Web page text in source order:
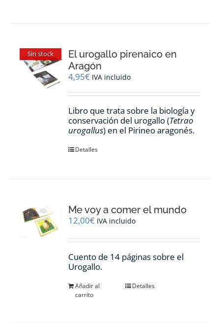
Sin stock
El urogallo pirenaico en
Aragón
4,95€ IVA incluido
Libro que trata sobre la biología y
conservación del urogallo (Tetrao
urogallus) en el Pirineo aragonés.
Detalles
Me voy a comer el mundo
12,00€ IVA incluido
Cuento de 14 páginas sobre el
Urogallo.
Añadir al
carrito
Detalles